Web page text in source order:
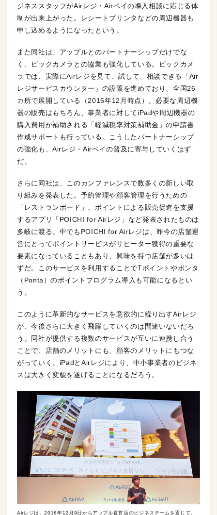
ジネススタッフがAirレジ・Airペイの導入相談に応じる体
制が出来上がった。レシートプリンタなどの周辺機器も
申し込めるようになったという。
また同社は、アップルとのパートナーシップだけでな
く、ビックカメラとの協業も強化している。ビックカメ
ラでは、実際にAirレジを見て、試して、相談できる「Air
レジサービスカウンター」の設置を進めており、全国26
カ所で展開している（2016年12月時点）。必要な周辺機
器の販売はもちろん、事業者に対してiPadや周辺機器の
購入費用が補助される「軽減税率対策補助金」の申請書
作成サポートも行っている。こうしたパートナーシップ
の強化も、Airレジ・Airペイの普及に寄与していくはず
だ。
さらに同社は、このカンファレンスで数多くの新しい取
り組みを発表した。予約管理や顧客管理を行うための
「レストランボード」、ポイントによる販売促進を支援
するアプリ「POICHI for Airレジ」など発表されたものは
多岐に渡る。中でもPOICHI for Airレジは、昨今の店舗運
営にとってポイントサービスがリピーター獲得の重要な
要素になっていることもあり、興味を持つ店舗が多いは
ずだ。このサービスを利用することでTポイントやポンタ
（Ponta）のポイントプログラム導入も可能になるとい
う。
このように革新的なサービスを意欲的に繰り出すAirレジ
が、今後さらに大きく飛躍していくのは間違いないだろ
う。同社が提供する複数のサービスが互いに連携し合う
ことで、店舗のメリットにも、顧客のメリットにもつな
がっていく。iPadとAirレジにより、中小事業者のビジネ
スは大きく変貌を遂げることになるだろう。
Airレジは、2016年12月9日からアップル直営店のビジネスチームを通じて、